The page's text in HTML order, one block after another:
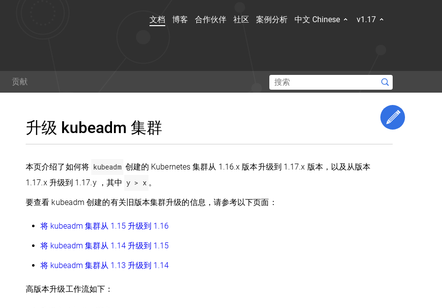
文档 博客 合作伙伴 社区 案例分析 中文 Chinese v1.17
文档
帮助贡献文档！
Twitter GitHub Slack SlackStack Overflow 论坛 事件日历
贡献
升级 kubeadm 集群
本页介绍了如何将 kubeadm 创建的 Kubernetes 集群从 1.16.x 版本升级到 1.17.x 版本，以及从版本
1.17.x 升级到 1.17.y ，其中 y > x 。
要查看 kubeadm 创建的有关旧版本集群升级的信息，请参考以下页面：
将 kubeadm 集群从 1.15 升级到 1.16
将 kubeadm 集群从 1.14 升级到 1.15
将 kubeadm 集群从 1.13 升级到 1.14
高版本升级工作流如下：